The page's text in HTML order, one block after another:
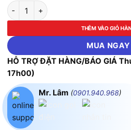
Đui Đèn Chuyển Bóng Đèn Thường
THÊM VÀO GIỎ
MUA NGAY
HỖ TRỢ ĐẶT HÀNG/BÁO GIÁ
17h00)
Mr. Lâm (0901.940.968)